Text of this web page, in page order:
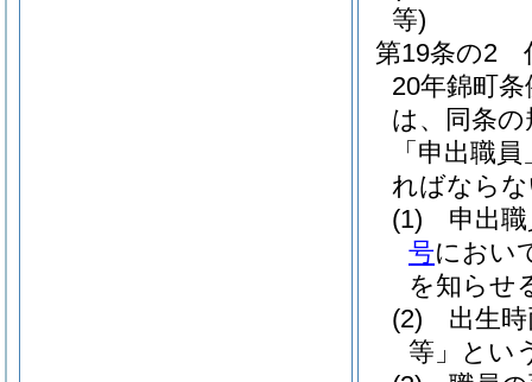
等)
第19条の2
20年錦町
は、同条
「申出職
ればなら
(1)
申出
号におい
を知らせ
(2)
出生
等」とい